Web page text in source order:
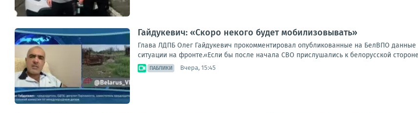
Гайдукевич: «Скоро некого будет мобилизовывать»
Глава ЛДПБ Олег Гайдукевич прокомментировал опубликованные на БелВПО
ситуации на фронте.«Если бы после начала СВО прислушались к белорусской
ПАБЛИКИ Вчера, 15:45